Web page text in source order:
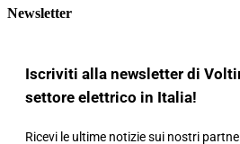
Newsletter
Iscriviti alla newsletter di
settore elettrico in Italia!
Ricevi le ultime notizie sui nostri